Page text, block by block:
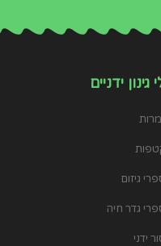
גינון ידניים
גיזום
גדר חיה
ידני